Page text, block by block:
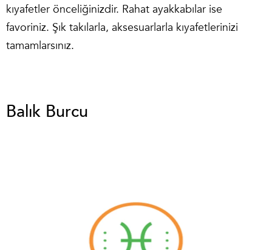
kıyafetler önceliğinizdir. Rahat ayakkabılar ise
favoriniz. Şık takılarla, aksesuarlarla kıyafetlerinizi
tamamlarsınız.
Balık Burcu